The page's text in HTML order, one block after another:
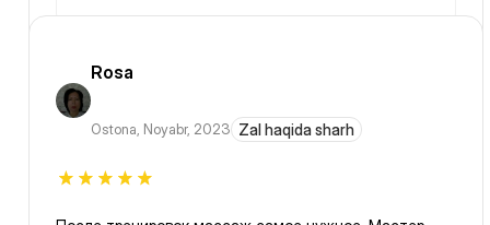
Rosa
Ostona, Noyabr, 2023 Zal haqida sharh